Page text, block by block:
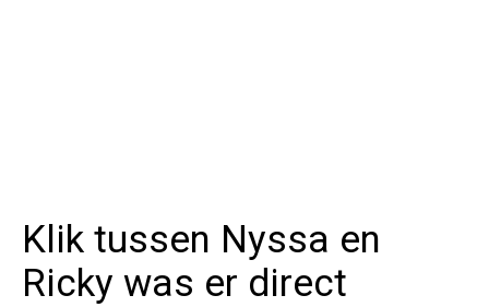
Klik tussen Nyssa en
Ricky was er direct